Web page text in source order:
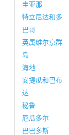
圭亚那
特立尼达和多
巴哥
英属维尔京群
岛
海地
安提瓜和巴布
达
秘鲁
厄瓜多尔
巴巴多斯